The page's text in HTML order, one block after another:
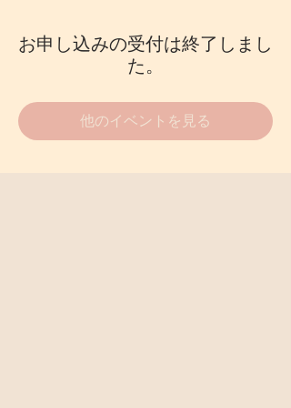
お申し込みの受付は終了しまし
た。
他のイベントを見る